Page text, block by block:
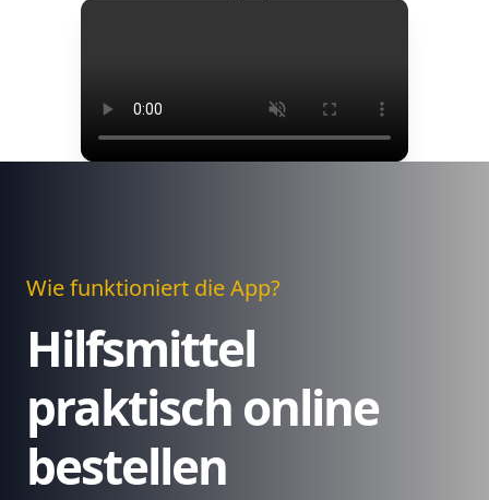
Wie funktioniert die App?
Hilfsmittel
praktisch online
bestellen